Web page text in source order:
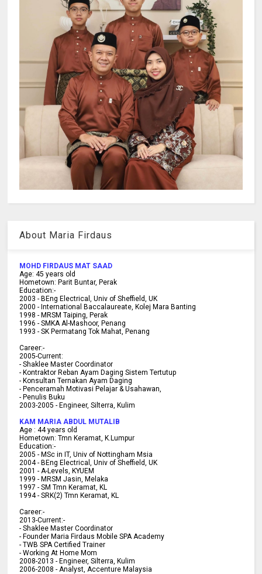
About Maria Firdaus
MOHD FIRDAUS MAT SAAD
Age: 45 years old
Hometown: Parit Buntar, Perak
Education:-
2003 -BEng Electrical, Univ of Sheffield, UK
2000 -International Baccalaureate, Kolej Mara Banting
1998 -MRSM Taiping, Perak
1996 - SMKA Al-Mashoor, Penang
1993 - SK Permatang Tok Mahat, Penang
Career:-
2005-Current:
- Shaklee Master Coordinator
- Kontraktor Reban Ayam Daging Sistem Tertutup
- Konsultan Ternakan Ayam Daging
- Penceramah Motivasi Pelajar & Usahawan,
- Penulis Buku
2003-2005 -Engineer, Silterra, Kulim
KAM MARIA ABDUL MUTALIB
Age : 44 years old
Hometown: Tmn Keramat, K.Lumpur
Education:-
2005 - MSc in IT, Univ of Nottingham Msia
2004 -BEng Electrical, Univ of Sheffield, UK
2001 - A-Levels, KYUEM
1999 -MRSM Jasin, Melaka
1997 -SM Tmn Keramat, KL
1994 -SRK(2) Tmn Keramat, KL
Career:-
2013-Current:-
- Shaklee Master Coordinator
- Founder Maria Firdaus Mobile SPA Academy
- TWB SPA Certified Trainer
- Working At Home Mom
2008-2013 - Engineer, Silterra, Kulim
2006-2008 - Analyst, Accenture Malaysia